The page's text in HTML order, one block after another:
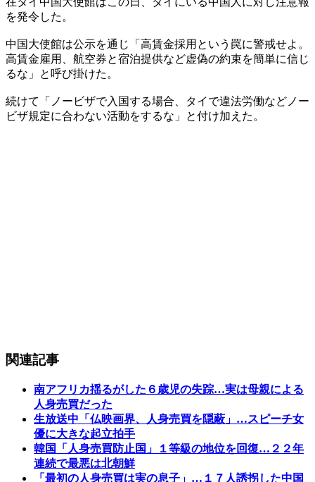
を発令した。
中国大使館は公示を通じ「高賃金採用という罠に警戒せよ。
高賃金雇用、航空券と宿泊提供など虚偽の約束を簡単に信じ
るな」と呼び掛けた。
続けて「ノービザで入国する場合、タイで違法労働などノー
ビザ規定に合わない活動をするな」と付け加えた。
関連記事
南アフリカ揺るがした６歳児の失踪…実は母親による
人身売買だった
生放送中「仏映画界、人身売買を隠蔽」…スピーチ女
優に大きな起立拍手
韓国「人身売買防止国」１等級の地位を回復…２２年
連続で最悪は北朝鮮
「最初の人身売買は実の息子」…１７人誘拐した中国